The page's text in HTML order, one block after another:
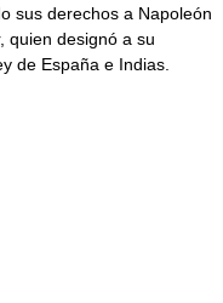
sus derechos a Napoleón
designó a su
de España e Indias.